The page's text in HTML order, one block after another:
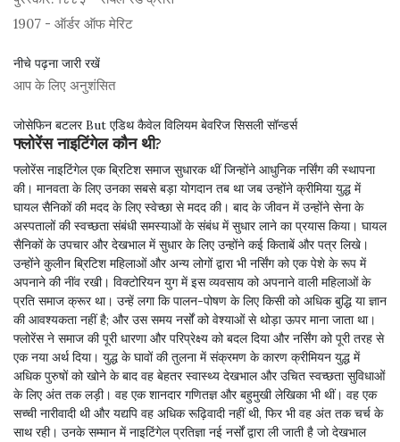
1907 - ऑर्डर ऑफ मेरिट
नीचे पढ़ना जारी रखें
आप के लिए अनुशंसित
जोसेफिन बटलर But एडिथ कैवेल विलियम बेवरिज सिसली सॉन्डर्स
फ्लोरेंस नाइटिंगेल कौन थी?
फ्लोरेंस नाइटिंगेल एक ब्रिटिश समाज सुधारक थीं जिन्होंने आधुनिक नर्सिंग की स्थापना
की। मानवता के लिए उनका सबसे बड़ा योगदान तब था जब उन्होंने क्रीमिया युद्ध में
घायल सैनिकों की मदद के लिए स्वेच्छा से मदद की। बाद के जीवन में उन्होंने सेना के
अस्पतालों की स्वच्छता संबंधी समस्याओं के संबंध में सुधार लाने का प्रयास किया। घायल
सैनिकों के उपचार और देखभाल में सुधार के लिए उन्होंने कई किताबें और पत्र लिखे।
उन्होंने कुलीन ब्रिटिश महिलाओं और अन्य लोगों द्वारा भी नर्सिंग को एक पेशे के रूप में
अपनाने की नींव रखी। विक्टोरियन युग में इस व्यवसाय को अपनाने वाली महिलाओं के
प्रति समाज क्रूर था। उन्हें लगा कि पालन-पोषण के लिए किसी को अधिक बुद्धि या ज्ञान
की आवश्यकता नहीं है; और उस समय नर्सों को वेश्याओं से थोड़ा ऊपर माना जाता था।
फ्लोरेंस ने समाज की पूरी धारणा और परिप्रेक्ष्य को बदल दिया और नर्सिंग को पूरी तरह से
एक नया अर्थ दिया। युद्ध के घावों की तुलना में संक्रमण के कारण क्रीमियन युद्ध में
अधिक पुरुषों को खोने के बाद वह बेहतर स्वास्थ्य देखभाल और उचित स्वच्छता सुविधाओं
के लिए अंत तक लड़ी। वह एक शानदार गणितज्ञ और बहुमुखी लेखिका भी थीं। वह एक
सच्ची नारीवादी थी और यद्यपि वह अधिक रूढ़िवादी नहीं थी, फिर भी वह अंत तक चर्च के
साथ रही। उनके सम्मान में नाइटिंगेल प्रतिज्ञा नई नर्सों द्वारा ली जाती है जो देखभाल